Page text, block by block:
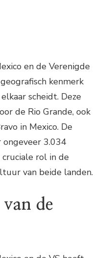
en de Verenigde
kenmerk
scheidt. Deze
de Rio Grande, ook
in Mexico. De
3.034
rol in de
van beide landen.
van de